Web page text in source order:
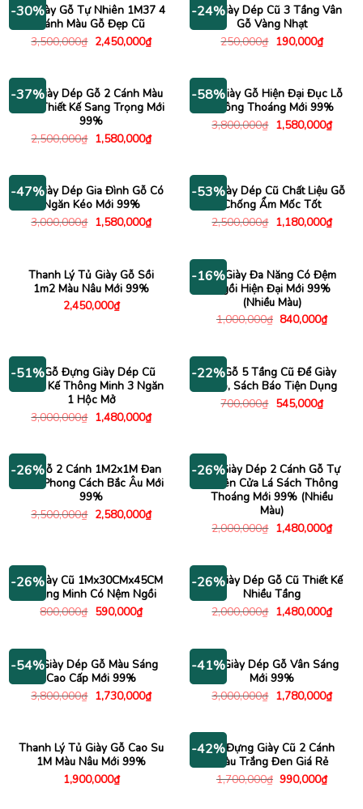
-30%
Tủ Giày Gỗ Tự Nhiên 1M37 4
Cánh Màu Gỗ Đẹp Cũ
3,500,000₫ Giá
gốc
2,450,000₫Giá
hiện
2,450,000₫.
-24%
Kệ Giày Dép Cũ 3 Tầng Vân
Gỗ Vàng Nhạt
250,000₫ Giá
190,000₫Giá
hiện
-37%
Tủ Giày Dép Gỗ 2 Cánh Màu
Nâu Thiết Kế Sang Trọng Mới
99%
2,500,000₫ Giá
gốc
1,580,000₫Giá
hiện
1,580,000₫.
-58%
Tủ Giày Gỗ Hiện Đại Đục Lỗ
Thông Thoáng Mới 99%
3,800,000₫ Giá
gốc
1,580,000₫Giá
hiện
-47%
Tủ Giày Dép Gia Đình Gỗ Có
Ngăn Kéo Mới 99%
3,000,000₫ Giá
gốc
1,580,000₫Giá
hiện
1,580,000₫.
-53%
Tủ Giày Dép Cũ Chất Liệu Gỗ
Chống Ẩm Mốc Tốt
2,500,000₫ Giá
gốc
1,180,000₫Giá
hiện
Thanh Lý Tủ Giày Gỗ Sồi
1m2 Màu Nâu Mới 99%
2,450,000₫
-16%Tủ Giày Đa Năng Có Đệm
Ngồi Hiện Đại Mới 99%
(Nhiều Màu)
1,000,000₫ Giá
840,000₫Giá
hiện
-51%Tủ Gỗ Đựng Giày Dép Cũ
Thiết Kế Thông Minh 3 Ngăn
1 Hộc Mở
3,000,000₫ Giá
gốc
1,480,000₫Giá
hiện
1,480,000₫.
-22%Kệ Gỗ 5 Tầng Cũ Để Giày
Dép, Sách Báo Tiện Dụng
700,000₫ Giá
545,000₫Giá
hiện
-26%
Tủ Gỗ 2 Cánh 1M2x1M Đan
Mây Phong Cách Bắc Âu Mới
99%
3,500,000₫ Giá
gốc
2,580,000₫Giá
hiện
-26%
Tủ Giày Dép 2 Cánh Gỗ Tự
Nhiên Cửa Lá Sách Thông
Thoáng Mới 99% (Nhiều
Màu)
2,000,000₫ Giá
gốc
1,480,000₫Giá
hiện
-26%
Kệ Giày Cũ 1Mx30CMx45CM
Thông Minh Có Nệm Ngồi
800,000₫ Giá
590,000₫Giá
hiện
590,000₫.
-26%
Tủ Giày Dép Gỗ Cũ Thiết Kế
Nhiều Tầng
2,000,000₫ Giá
gốc
1,480,000₫Giá
hiện
-54%
Tủ Giày Dép Gỗ Màu Sáng
Cao Cấp Mới 99%
3,800,000₫ Giá
gốc
1,730,000₫Giá
hiện
1,730,000₫.
-41%
Tủ Giày Dép Gỗ Vân Sáng
Mới 99%
3,000,000₫ Giá
gốc
1,780,000₫Giá
hiện
Thanh Lý Tủ Giày Gỗ Cao Su
1M Màu Nâu Mới 99%
1,900,000₫
-42%Tủ Đựng Giày Cũ 2 Cánh
Màu Trắng Đen Giá Rẻ
1,700,000₫ Giá
990,000₫Giá
hiện